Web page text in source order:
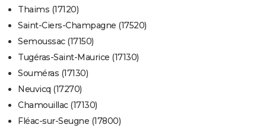
Thaims (17120)
Saint-Ciers-Champagne (17520)
Semoussac (17150)
Tugéras-Saint-Maurice (17130)
Souméras (17130)
Neuvicq (17270)
Chamouillac (17130)
Fléac-sur-Seugne (17800)